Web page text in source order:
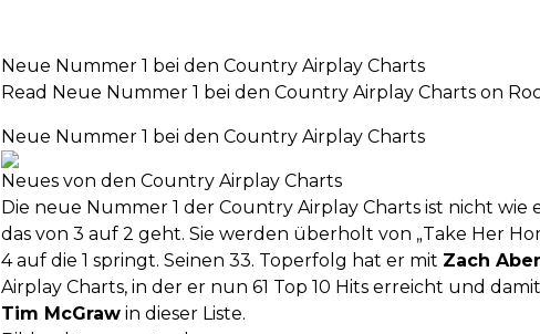
Neue Nummer 1 bei den Country Airplay Charts
Read Neue Nummer 1 bei den Country Airplay Charts on
Neue Nummer 1 bei den Country Airplay Charts
Neues von den Country Airplay Charts
Die neue Nummer 1 der Country Airplay Charts ist nicht
das von 3 auf 2 geht. Sie werden überholt von „Take Her
4 auf die 1 springt. Seinen 33. Toperfolg hat er mit Zach
Airplay Charts, in der er nun 61 Top 10 Hits erreicht und
Tim McGraw in dieser Liste.